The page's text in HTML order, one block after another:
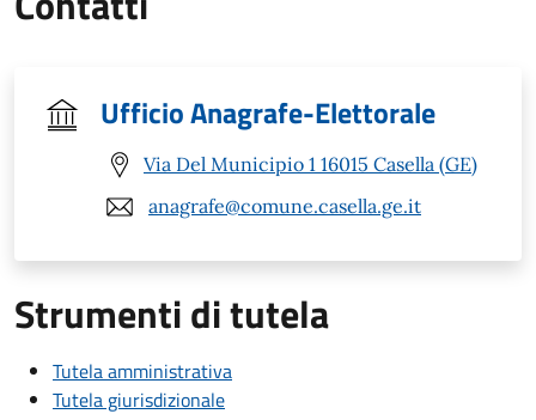
Ufficio Anagrafe-Elettorale
Via Del Municipio 1 16015 Casella (GE)
anagrafe@comune.casella.ge.it
Strumenti di tutela
Tutela amministrativa
Tutela giurisdizionale